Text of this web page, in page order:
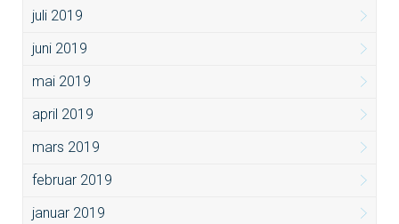
juli 2019
juni 2019
mai 2019
april 2019
mars 2019
februar 2019
januar 2019